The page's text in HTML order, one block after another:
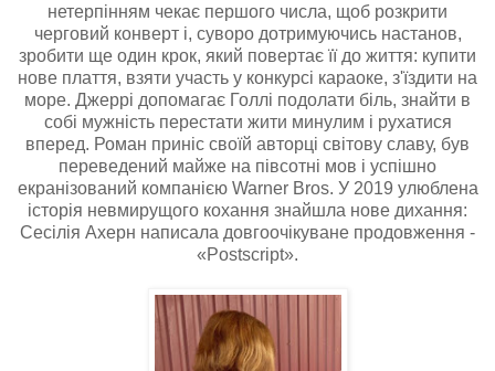
нетерпінням чекає першого числа, щоб розкрити
черговий конверт і, суворо дотримуючись настанов,
зробити ще один крок, який повертає її до життя: купити
нове плаття, взяти участь у конкурсі караоке, з'їздити на
море. Джеррі допомагає Голлі подолати біль, знайти в
собі мужність перестати жити минулим і рухатися
вперед. Роман приніс своїй авторці світову славу, був
переведений майже на півсотні мов і успішно
екранізований компанією Warner Bros. У 2019 улюблена
історія невмирущого кохання знайшла нове дихання:
Сесілія Ахерн написала довгоочікуване продовження -
«Postscript».